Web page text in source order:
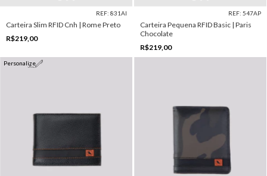
REF: 831AI
Carteira Slim RFID Cnh | Rome Preto
R$219,00
REF: 547AP
Carteira Pequena RFID Basic | Paris
Chocolate
R$219,00
Personalize